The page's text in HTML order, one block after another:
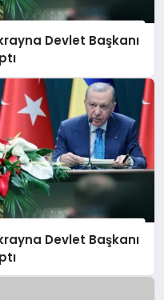
Devlet Başkanı
Devlet Başkanı